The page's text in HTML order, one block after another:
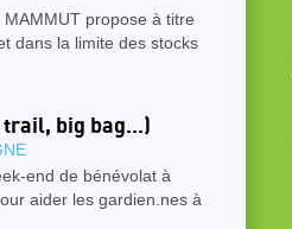
propose à titre
dans la limite des stocks
big bag...)
end de bénévolat à
aider les gardien.nes à